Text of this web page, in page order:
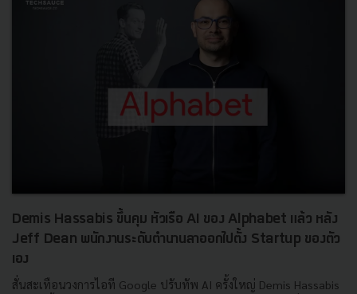
Demis Hassabis ขึ้นคุม หัวเรือ AI ของ Alphabet แล้ว หลัง
Jeff Dean พนักงานระดับตำนานลาออกไปตั้ง Startup ของตัว
เอง
สั่นสะเทือนวงการไอที Google ปรับทัพ AI ครั้งใหญ่ Demis Hassabis